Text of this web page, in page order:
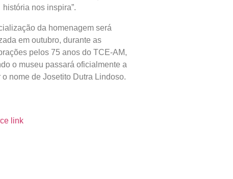
história nos inspira”.
da homenagem será
em outubro, durante as
pelos 75 anos do TCE-AM,
o museu passará oficialmente a
o nome de Josetito Dutra Lindoso.
link